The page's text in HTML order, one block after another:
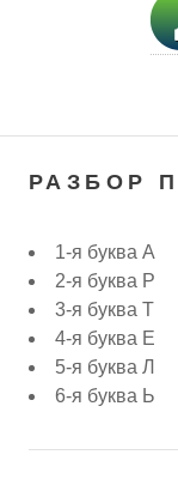
РАЗБОР
1-я буква А
2-я буква Р
3-я буква Т
4-я буква Е
5-я буква Л
6-я буква Ь